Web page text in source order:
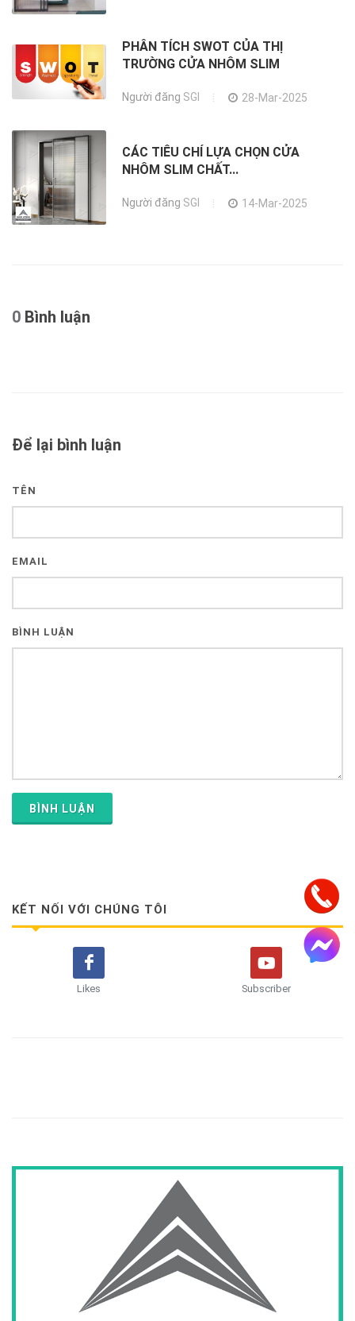
PHÂN TÍCH SWOT CỦA THỊ
TRƯỜNG CỬA NHÔM SLIM
Người đăng SGI 28-Mar-2025
CÁC TIÊU CHÍ LỰA CHỌN CỬA
NHÔM SLIM CHẤT...
Người đăng SGI 14-Mar-2025
0 Bình luận
Để lại bình luận
TÊN
EMAIL
BÌNH LUẬN
BÌNH LUẬN
KẾT NỐI VỚI CHÚNG TÔI
Likes Subscriber